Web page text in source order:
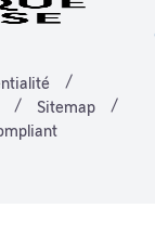
Sitemap